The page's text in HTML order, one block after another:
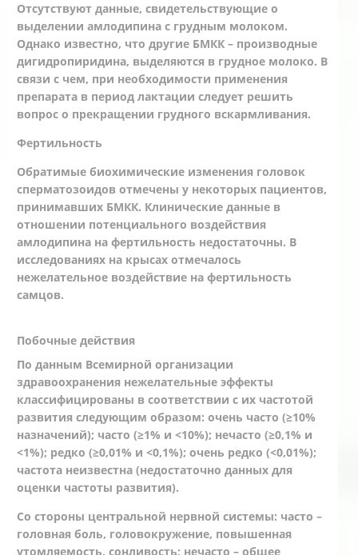
Отсутствуют данные, свидетельствующие о
выделении амлодипина с грудным молоком.
Однако известно, что другие БМКК – производные
дигидропиридина, выделяются в грудное молоко. В
связи с чем, при необходимости применения
препарата в период лактации следует решить
вопрос о прекращении грудного вскармливания.
Фертильность
Обратимые биохимические изменения головок
сперматозоидов отмечены у некоторых пациентов,
принимавших БМКК. Клинические данные в
отношении потенциального воздействия
амлодипина на фертильность недостаточны. В
исследованиях на крысах отмечалось
нежелательное воздействие на фертильность
самцов.
Побочные действия
По данным Всемирной организации
здравоохранения нежелательные эффекты
классифицированы в соответствии с их частотой
развития следующим образом: очень часто (≥10%
назначений); часто (≥1% и <10%); нечасто (≥0,1% и
<1%); редко (≥0,01% и <0,1%); очень редко (<0,01%);
частота неизвестна (недостаточно данных для
оценки частоты развития).
Со стороны центральной нервной системы: часто –
головная боль, головокружение, повышенная
утомляемость, сонливость; нечасто – общее